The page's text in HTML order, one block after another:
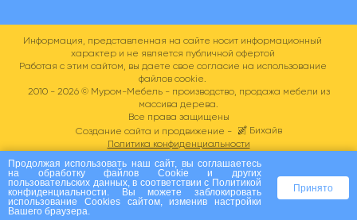
Информация, представленная на сайте носит информационный
характер и не является публичной офертой
Работая с этим сайтом, вы даете свое согласие на использование
файлов cookie.
2010 - 2026 ©Муром-Мебель - производство, продажа мебели из
массива дерева.
Все права защищены
Создание сайта и продвижение -
Бихайв
Политика конфиденциальности
Продолжая использовать наш сайт, вы соглашаетесь
на обработку файлов Сookie и других
пользовательских данных, в соответствии с Политикой
конфиденциальности . Вы можете заблокировать
использование Cookies сайтом, изменив настройки
Вашего браузера.
Принято